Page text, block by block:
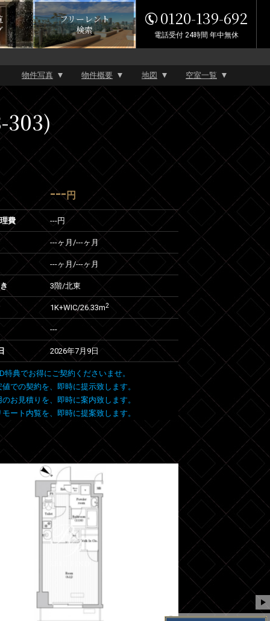
フリーレント
検索
0120-139-692
電話受付 24時間 年中無休
物件写真 物件概要 地図 空室一覧
303)
--- 円
費 ---円
---ヶ月 /---ヶ月
---ヶ月 /---ヶ月
3階/北東
1K+WIC/26.33m2
---
2026年7月9日
特典でお得にご契約くださいませ。
での契約を、即時に提示致します。
お見積りを、即時に案内致します。
ート内覧を、即時に提案致します。